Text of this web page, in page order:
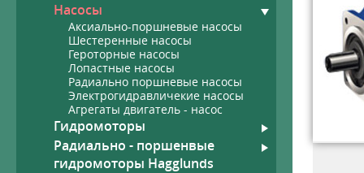
Насосы
Аксиально-поршневые насосы
Шестеренные насосы
Героторные насосы
Лопастные насосы
Радиально поршневые насосы
Электрогидравличекие насосы
Агрегаты двигатель - насос
Гидромоторы
Радиально - поршенвые
гидромоторы Hagglunds